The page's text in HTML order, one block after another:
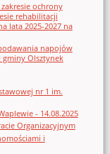
ochrony
rehabilitacji
lata 2025-2027 na
napojów
Olsztynek
nr 1 im.
- 14.08.2025
Organizacyjnym
i